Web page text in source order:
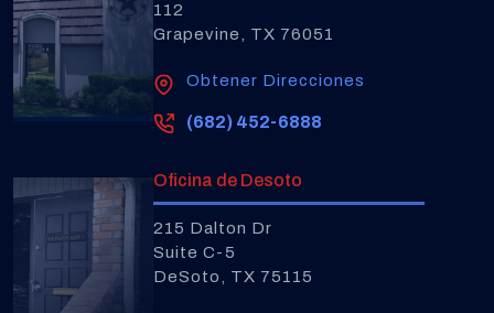
112
Grapevine, TX 76051
Obtener Direcciones
(682) 452-6888
Oficina de Desoto
215 Dalton Dr
Suite C-5
DeSoto, TX 75115